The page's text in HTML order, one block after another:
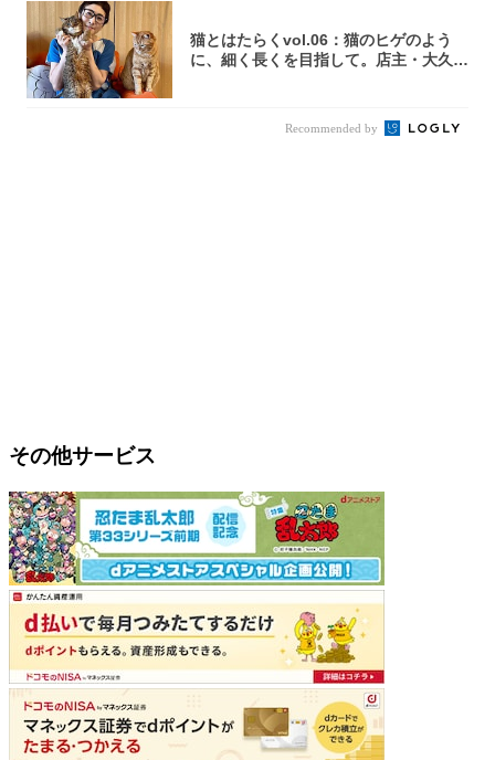
猫とはたらくvol.06：猫のヒゲのよう
に、細く長くを目指して。店主・大久保
Recommended by
その他サービス